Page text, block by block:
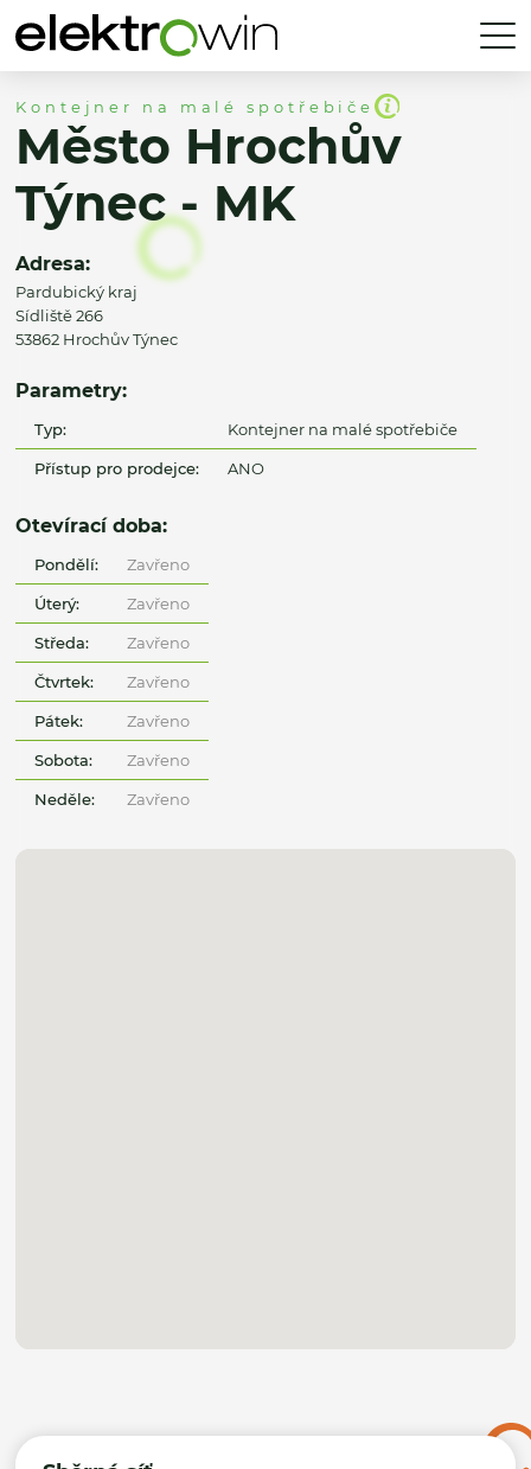
Kontejner na malé spotřebiče
Město Hrochův
Týnec - MK
Adresa:
Pardubický kraj
Sídliště 266
53862 Hrochův Týnec
Parametry:
Typ: Kontejner na malé spotřebiče
Přístup pro prodejce: ANO
Otevírací doba:
Pondělí: Zavřeno
Úterý: Zavřeno
Středa: Zavřeno
Čtvrtek: Zavřeno
Pátek: Zavřeno
Sobota: Zavřeno
Neděle: Zavřeno